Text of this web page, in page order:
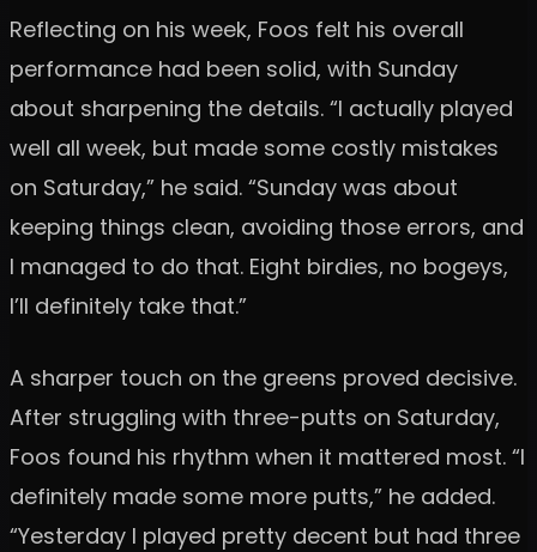
Reflecting on his week, Foos felt his overall
performance had been solid, with Sunday
about sharpening the details. “I actually played
well all week, but made some costly mistakes
on Saturday,” he said. “Sunday was about
keeping things clean, avoiding those errors, and
I managed to do that. Eight birdies, no bogeys,
I’ll definitely take that.”
A sharper touch on the greens proved decisive.
After struggling with three-putts on Saturday,
Foos found his rhythm when it mattered most. “I
definitely made some more putts,” he added.
“Yesterday I played pretty decent but had three